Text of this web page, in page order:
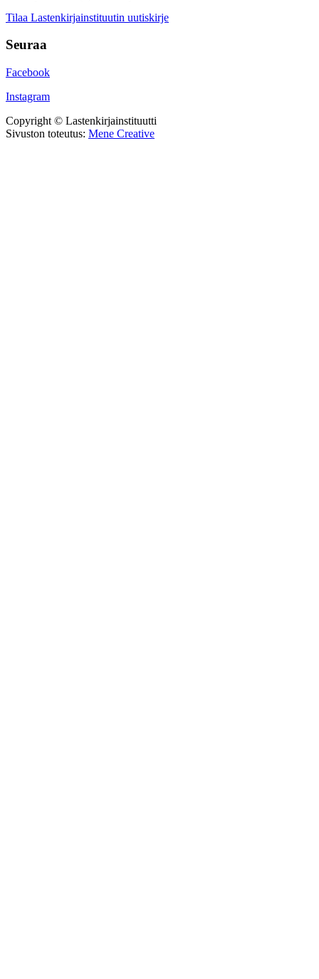
Tilaa Lastenkirjainstituutin uutiskirje
Seuraa
Facebook
Instagram
Copyright © Lastenkirjainstituutti
Sivuston toteutus: Mene Creative